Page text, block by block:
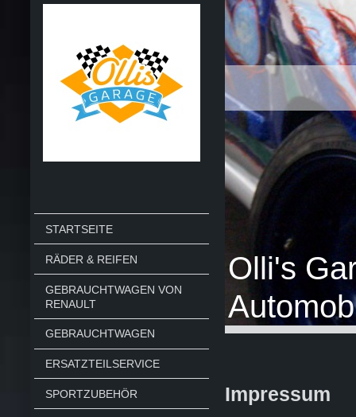
STARTSEITE
RÄDER & REIFEN
GEBRAUCHTWAGEN VON
RENAULT
GEBRAUCHTWAGEN
ERSATZTEILSERVICE
SPORTZUBEHÖR
Olli's
Impressum